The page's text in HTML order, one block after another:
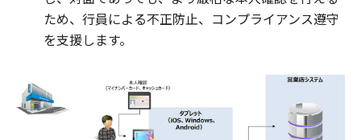
ため、行員による不正防止、コンプライアンス遵守
を支援します。